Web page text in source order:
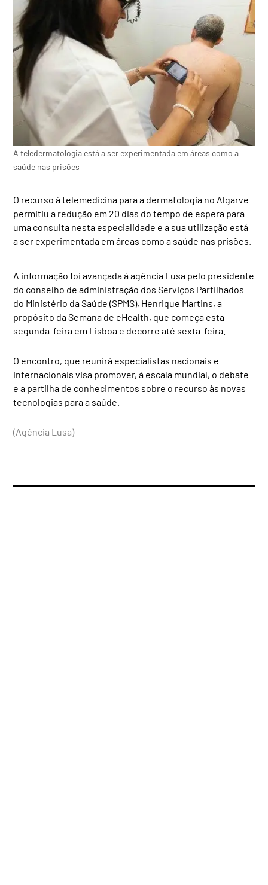
A teledermatologia está a ser experimentada em áreas como a
saúde nas prisões
O recurso à telemedicina para a dermatologia no Algarve
permitiu a redução em 20 dias do tempo de espera para
uma consulta nesta especialidade e a sua utilização está
a ser experimentada em áreas como a saúde nas prisões.
A informação foi avançada à agência Lusa pelo presidente
do conselho de administração dos Serviços Partilhados
do Ministério da Saúde (SPMS), Henrique Martins, a
propósito da Semana de eHealth, que começa esta
segunda-feira em Lisboa e decorre até sexta-feira.
O encontro, que reunirá especialistas nacionais e
internacionais visa promover, à escala mundial, o debate
e a partilha de conhecimentos sobre o recurso às novas
tecnologias para a saúde.
(Agência Lusa)